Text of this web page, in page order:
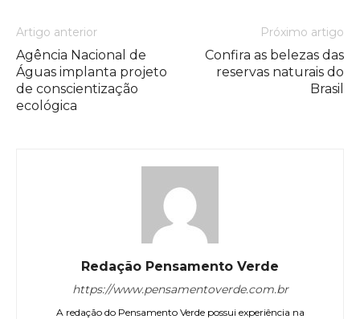
Artigo anterior
Agência Nacional de
Águas implanta projeto
de conscientização
ecológica
Próximo artigo
Confira as belezas das
reservas naturais do
Brasil
Redação Pensamento Verde
https://www.pensamentoverde.com.br
A redação do Pensamento Verde possui experiência na